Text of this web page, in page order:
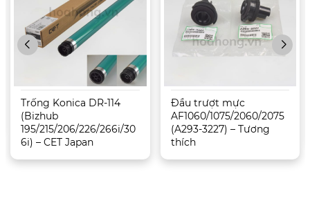
Trống Konica DR-114
(Bizhub
195/215/206/226/266i/30
6i) – CET Japan
Đầu trượt mực
AF1060/1075/2060/2075
(A293-3227) – Tương
thích